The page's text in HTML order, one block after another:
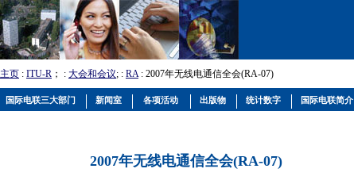
主页 : ITU-R ； : 大会和会议; : RA: 2007年无线电通信全会(RA-07)
2007年无线电通信全会(RA-07)
国际电联三大部门 新闻室 各项活动 出版物 统计数字 国际电联简介